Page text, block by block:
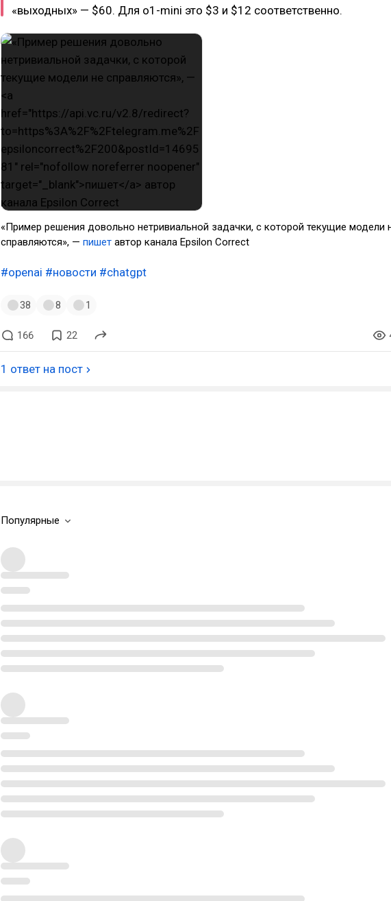
«выходных» — $60. Для o1-mini это $3 и $12 соответственно.
«Пример решения довольно нетривиальной задачки, с которой текущие модели
справляются», — пишет автор канала Epsilon Correct
#openai #новости #chatgpt
38 8 1
166 22
1 ответ на пост
Популярные